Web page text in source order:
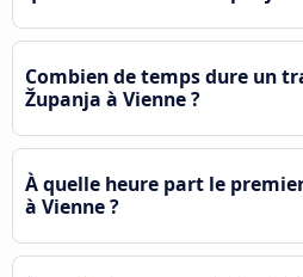
Combien de temps dure un
Županja à Vienne ?
À quelle heure part le
à Vienne ?